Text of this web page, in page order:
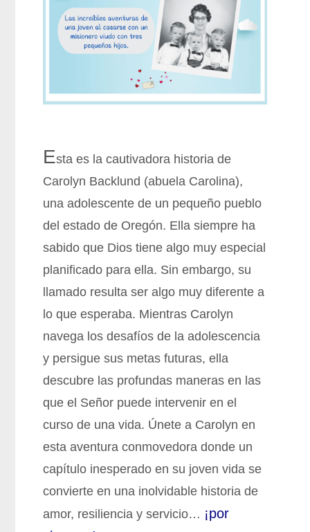
Esta es la cautivadora historia de
Carolyn Backlund (abuela Carolina),
una adolescente de un pequeño pueblo
del estado de Oregón. Ella siempre ha
sabido que Dios tiene algo muy especial
planificado para ella. Sin embargo, su
llamado resulta ser algo muy diferente a
lo que esperaba. Mientras Carolyn
navega los desafíos de la adolescencia
y persigue sus metas futuras, ella
descubre las profundas maneras en las
que el Señor puede intervenir en el
curso de una vida. Únete a Carolyn en
esta aventura conmovedora donde un
capítulo inesperado en su joven vida se
convierte en una inolvidable historia de
amor, resiliencia y servicio… ¡por